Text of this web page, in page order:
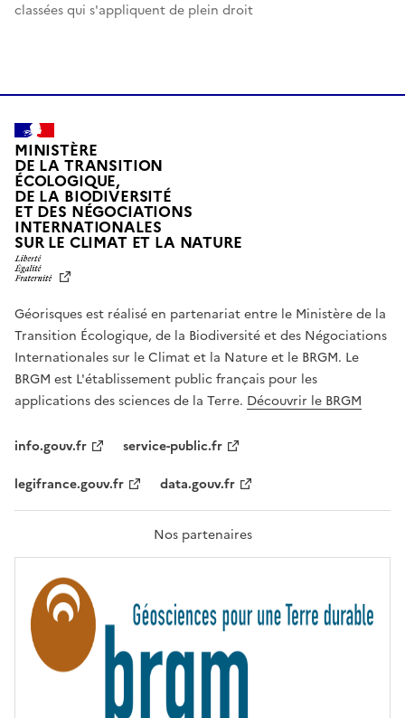
classées qui s'appliquent de plein droit
MINISTÈRE
DE LA TRANSITION
ÉCOLOGIQUE,
DE LA BIODIVERSITÉ
ET DES NÉGOCIATIONS
INTERNATIONALES
SUR LE CLIMAT ET LA NATUREL
T
É
,
É
G
A
L
F
A
T
R
T
É
Géorisques est réalisé en partenariat entre le Ministère de la
Transition Écologique, de la Biodiversité et des Négociations
Internationales sur le Climat et la Nature et le BRGM. Le
BRGM est L'établissement public français pour les
applications des sciences de la Terre. Découvrir le BRGM
info.gouv.fr
service-public.fr
legifrance.gouv.fr
data.gouv.fr
Nos partenaires